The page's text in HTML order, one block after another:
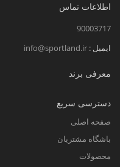
اطلاعات تماس
90003717
ایمیل : info@sportland.ir
معرفی برند
دسترسی سریع
صفحه اصلی
باشگاه مشتریان
محصولات